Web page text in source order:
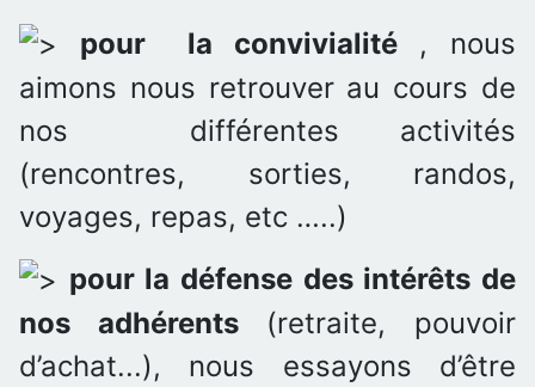
pour la convivialité, nous
aimons nous retrouver au cours de
nos différentes activités
(rencontres, sorties, randos,
voyages, repas, etc …..)
pour la défense des intérêts de
nos adhérents(retraite, pouvoir
d’achat...), nous essayons d’être